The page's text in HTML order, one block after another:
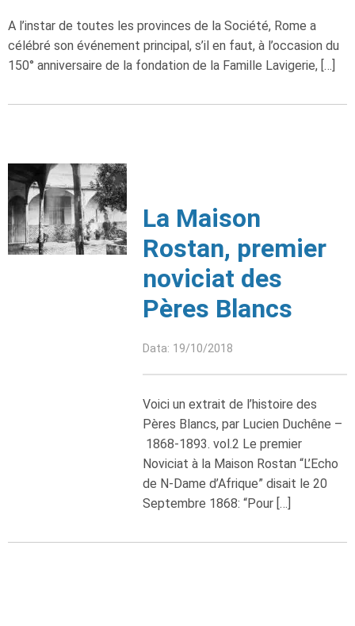
A l’instar de toutes les provinces de la Société, Rome a
célébré son événement principal, s’il en faut, à l’occasion du
150° anniversaire de la fondation de la Famille Lavigerie, […]
La Maison
Rostan, premier
noviciat des
Pères Blancs
Data: 19/10/2018
Voici un extrait de l’histoire des
Pères Blancs, par Lucien Duchêne –
1868-1893. vol.2 Le premier
Noviciat à la Maison Rostan “L’Echo
de N-Dame d’Afrique” disait le 20
Septembre 1868: “Pour […]